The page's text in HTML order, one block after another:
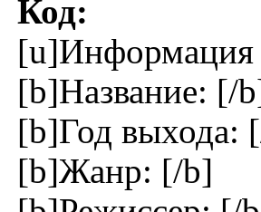
Код:
[u]Информация
[b]Название: [/
[b]Год выхода:
[b]Жанр: [/b]